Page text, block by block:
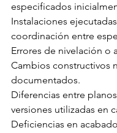
especificados
Instalaciones
coordinación entre
Errores de nivelación o
Cambios constructivos
documentados.
Diferencias entre
versiones utilizadas en
Deficiencias en